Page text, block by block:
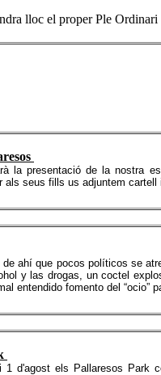
lloc el proper Ple Ordinari
la presentació de la nostra
als seus fills us adjuntem cartell
ahí que pocos políticos se
y las drogas, un coctel
entendido fomento del “ocio”
d'agost els Pallaresos Park